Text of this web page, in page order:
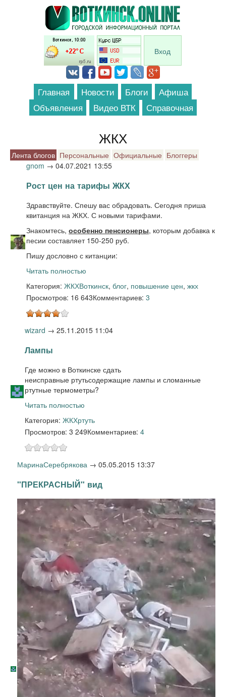
Перейти к основному содержанию
Вход
Главная Новости Блоги
Афиша
Объявления
Видео ВТК Справочная
ЖКХ
Лента блогов Персональные Официальные Блоггеры
gnom → 04.07.2021 13:55
Рост цен на тарифы ЖКХ
Здравствуйте. Спешу вас обрадовать. Сегодня приша
квитанция на ЖКХ. С новыми тарифами.
Знакомтесь, особенно пенсионеры, которым добавка к
песии составляет 150-250 руб.
Пишу дословно с китанции:
Читать полностью
Категория: ЖКХВоткинск, блог, повышение цен, жкх
Просмотров: 16 643Комментариев: 3
wizard → 25.11.2015 11:04
Лампы
Где можно в Воткинске сдать
неисправные ртутьсодержащие лампы и сломанные
ртутные термометры?
Читать полностью
Категория: ЖКХртуть
Просмотров: 3 249Комментариев: 4
МаринаСеребрякова → 05.05.2015 13:37
"ПРЕКРАСНЫЙ" вид